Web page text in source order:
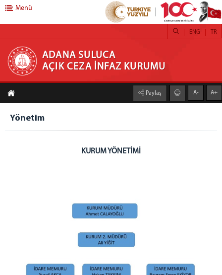
ADANA SULUCA AÇIK CEZA İNFAZ KURUMU
Kurumumuz
Birimler
Menü
ADANA SULUCA
AÇIK CEZA İNFAZ KURUMU
TR
ENG
Paylaş A- A+
Yönetim
KURUM YÖNETİMİ